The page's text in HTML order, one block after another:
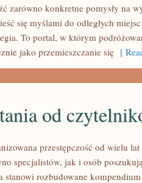
zarówno konkretne pomysły na
się myślami do odległych
To portal, w którym
jako przemieszczanie się [
od
przestępczość od wielu
specjalistów, jak i osób
stanowi rozbudowane